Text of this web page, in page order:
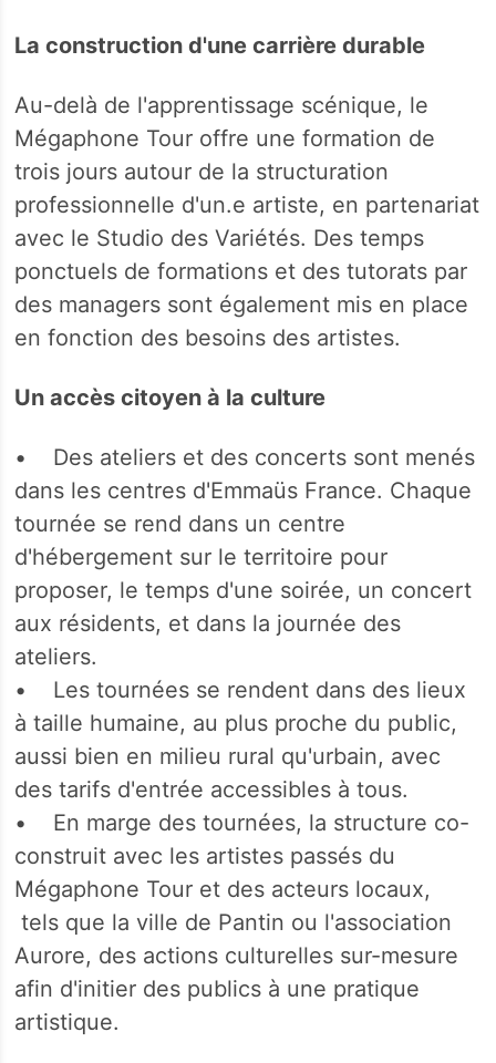
La construction d'une carrière durable
Au-delà de l'apprentissage scénique, le
Mégaphone Tour offre une formation de
trois jours autour de la structuration
professionnelle d'un.e artiste, en partenariat
avec le Studio des Variétés. Des temps
ponctuels de formations et des tutorats par
des managers sont également mis en place
en fonction des besoins des artistes.
Un accès citoyen à la culture
• Des ateliers et des concerts sont menés
dans les centres d'Emmaüs France. Chaque
tournée se rend dans un centre
d'hébergement sur le territoire pour
proposer, le temps d'une soirée, un concert
aux résidents, et dans la journée des
ateliers.
• Les tournées se rendent dans des lieux
à taille humaine, au plus proche du public,
aussi bien en milieu rural qu'urbain, avec
des tarifs d'entrée accessibles à tous.
• En marge des tournées, la structure co-
construit avec les artistes passés du
Mégaphone Tour et des acteurs locaux,
tels que la ville de Pantin ou l'association
Aurore, des actions culturelles sur-mesure
afin d'initier des publics à une pratique
artistique.